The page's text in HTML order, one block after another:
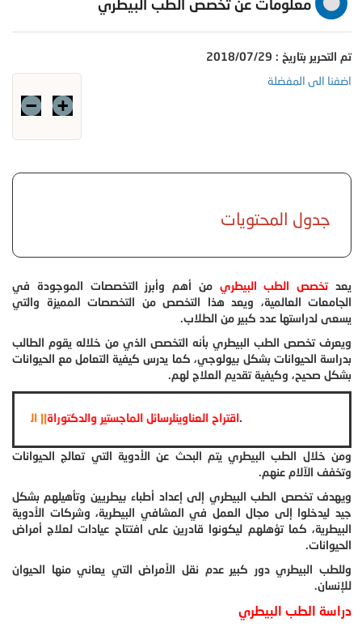
معلومات عن تخصص الطب البيطري
تم التحرير بتاريخ : 2018/07/29
اضفنا الى المفضلة
جدول المحتويات
يعدتخصص الطب البيطري من أهم وأبرز التخصصات الموجودة في
الجامعات العالمية، ويعد هذا التخصص من التخصصات المميزة والتي
يسعى لدراستها عدد كبير من الطلاب.
ويعرف تخصص الطب البيطري بأنه التخصص الذي من خلاله يقوم الطالب
بدراسة الحيوانات بشكل بيولوجي، كما يدرس كيفية التعامل مع الحيوانات
بشكل صحيح، وكيفية تقديم العلاج لهم.
.اقتراح العناوينلرسائل الماجستير والدكتوراة
ومن خلال الطب البيطري يتم البحث عن الأدوية التي تعالج الحيوانات
وتخفف الآلام عنهم.
ويهدف تخصص الطب البيطري إلى إعداد أطباء بيطريين وتأهيلهم بشكل
جيد ليدخلوا إلى مجال العمل في المشافي البيطرية، وشركات الأدوية
البيطرية، كما تؤهلهم ليكونوا قادرين على افتتاح عيادات لعلاج أمراض
الحيوانات.
وللطب البيطري دور كبير عدم نقل الأمراض التي يعاني منها الحيوان
للإنسان.
دراسة الطب البيطري